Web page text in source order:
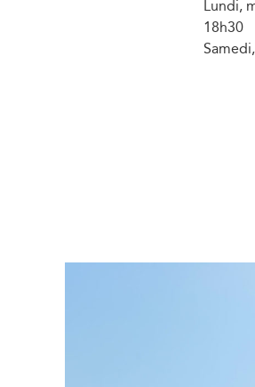
Lundi,
18h30